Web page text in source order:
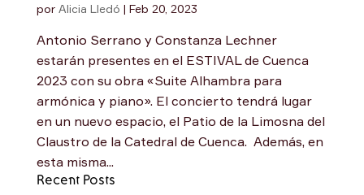
por Alicia Lledó | Feb 20, 2023
Antonio Serrano y Constanza Lechner
estarán presentes en el ESTIVAL de Cuenca
2023 con su obra «Suite Alhambra para
armónica y piano». El concierto tendrá lugar
en un nuevo espacio, el Patio de la Limosna del
Claustro de la Catedral de Cuenca. Además, en
esta misma...
Recent Posts